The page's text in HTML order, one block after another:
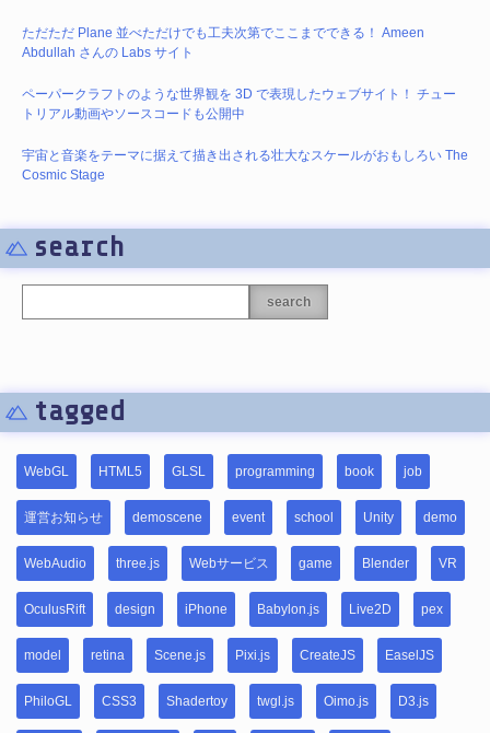
ただただ Plane 並べただけでも工夫次第でここまでできる！ Ameen
Abdullah さんの Labs サイト
ペーパークラフトのような世界観を 3D で表現したウェブサイト！ チュー
トリアル動画やソースコードも公開中
宇宙と音楽をテーマに据えて描き出される壮大なスケールがおもしろい The
Cosmic Stage
search
search
tagged
WebGL HTML5 GLSL programming book job
運営お知らせ demoscene event school Unity demo
WebAudio three.js Webサービス game Blender VR
OculusRift design iPhone Babylon.js Live2D pex
model retina Scene.js Pixi.js CreateJS EaselJS
PhiloGL CSS3 Shadertoy twgl.js Oimo.js D3.js